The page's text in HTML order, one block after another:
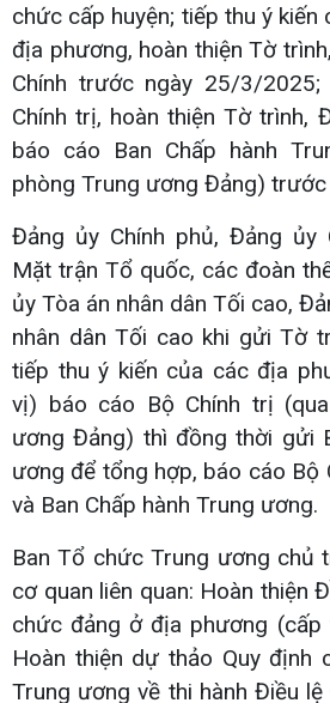
chức cấp huyện; tiếp thu ý kiến
địa phương, hoàn thiện Tờ
Chính trước ngày 25/3/
Chính trị, hoàn thiện Tờ trình,
báo cáo Ban Chấp hành
phòng Trung ương Đảng)
Đảng ủy Chính phủ, Đảng ủy
Mặt trận Tổ quốc, các đoàn
ủy Tòa án nhân dân Tối cao,
nhân dân Tối cao khi gửi Tờ
tiếp thu ý kiến của các địa
vị) báo cáo Bộ Chính trị
ương Đảng) thì đồng thời gửi
ương để tổng hợp, báo cáo Bộ
và Ban Chấp hành Trung ương.
Ban Tổ chức Trung ương chủ
cơ quan liên quan: Hoàn thiện
chức đảng ở địa phương
Hoàn thiện dự thảo Quy định
Trung ương về thi hành Điều